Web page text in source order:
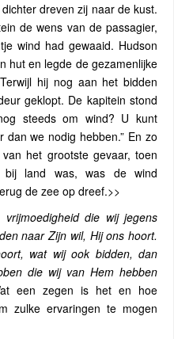
dreven zij naar de kust.
de wens van de passagier,
wind had gewaaid. Hudson
hut en legde de gezamenlijke
hij nog aan het bidden
geklopt. De kapitein stond
steeds om wind? U kunt
we nodig hebben.” En zo
het grootste gevaar, toen
land was, was de wind
de zee op dreef.>>
die wij jegens
naar Zijn wil, Hij ons hoort.
wat wij ook bidden, dan
die wij van Hem hebben
een zegen is het en hoe
zulke ervaringen te mogen